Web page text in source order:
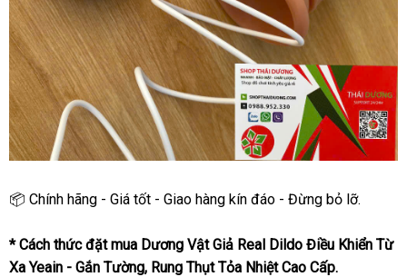
📦 Chính hãng - Giá tốt - Giao hàng kín đáo - Đừng bỏ lỡ.
* Cách thức đặt mua Dương Vật Giả Real Dildo Điều Khiển Từ
Xa Yeain - Gắn Tường, Rung Thụt Tỏa Nhiệt Cao Cấp.